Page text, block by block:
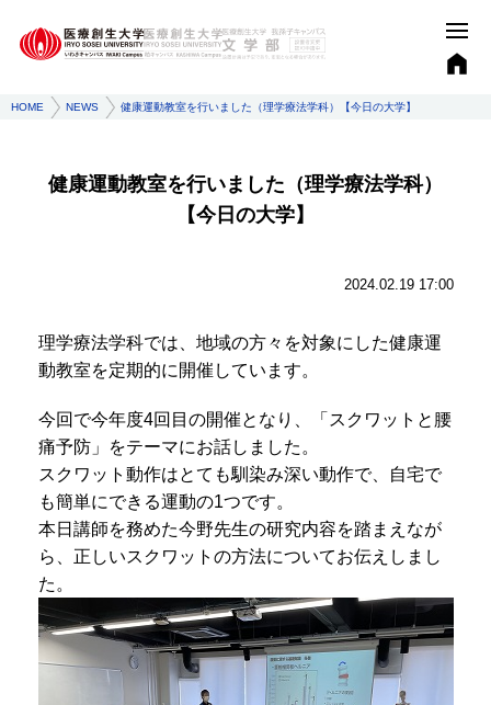
HOME NEWS 健康運動教室を行いました（理学療法学科）【今日の大学】
健康運動教室を行いました（理学療法学科）
【今日の大学】
2024.02.19 17:00
理学療法学科では、地域の方々を対象にした健康運
動教室を定期的に開催しています。
今回で今年度4回目の開催となり、「スクワットと腰
痛予防」をテーマにお話しました。
スクワット動作はとても馴染み深い動作で、自宅で
も簡単にできる運動の1つです。
本日講師を務めた今野先生の研究内容を踏まえなが
ら、正しいスクワットの方法についてお伝えしまし
た。